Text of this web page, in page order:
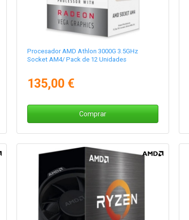
Procesador AMD Athlon 3000G 3.5GHz
Socket AM4/ Pack de 12 Unidades
135,00 €
Comprar